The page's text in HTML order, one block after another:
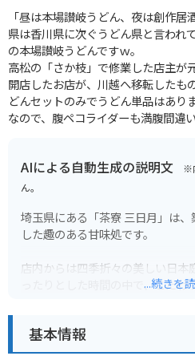
「昼は本場讃岐うどん、夜は創作
県は香川県に次ぐうどん県と言われ
の本場讃岐うどんですｗ。
高松の「さか枝」で修業した店主が
開店したお店が、川越へ移転したも
どんセットのみでうどん単品はあり
なので、腹ペコライダーも満腹間違い
AIによる自動生成の説明文 ※
ん。
埼玉県にある「茶寮 三日月」は
した趣のある甘味処です。
店内からは四季折々の美しい日本
ったりとした時間の中で、こだわ
人気メニューは「白玉クリームあ
...続きを
基本情報